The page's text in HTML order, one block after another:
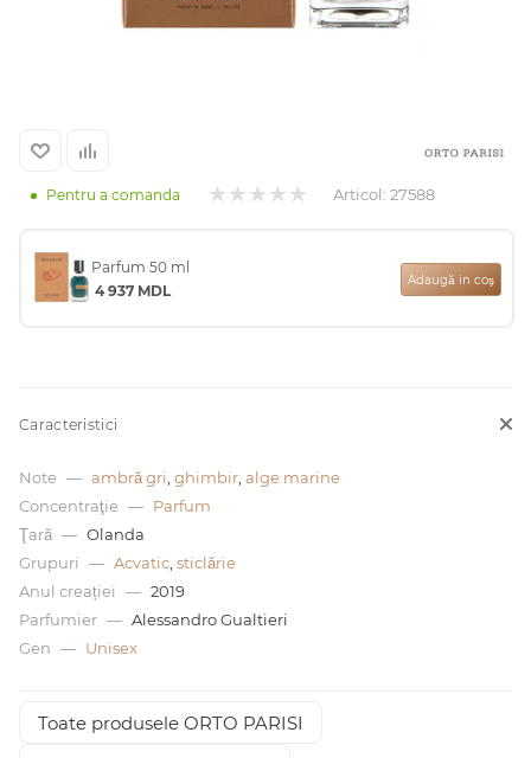
de lei
Pentru a comanda Articol: 27588
Parfum 50 ml
4 937 MDL
Adaugă in coş
Caracteristici
Note — ambră gri ghimbir alge marine
Concentraţie — Parfum
Ţară — Olanda
Grupuri
— Acvatic sticlărie
Anul creației
— 2019
Parfumier — Alessandro Gualtieri
Gen — Unisex
Toate produsele ORTO PARISI